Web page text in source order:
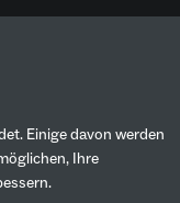
Einige davon werden
Ihre
Mitmachen &